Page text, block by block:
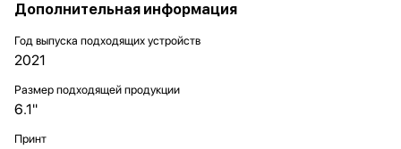
Дополнительная информация
Год выпуска подходящих устройств
2021
Размер подходящей продукции
6.1"
Принт